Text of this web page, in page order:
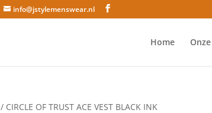
info@jstylemenswear.nl
Home
/ CIRCLE OF TRUST ACE VEST BLACK INK